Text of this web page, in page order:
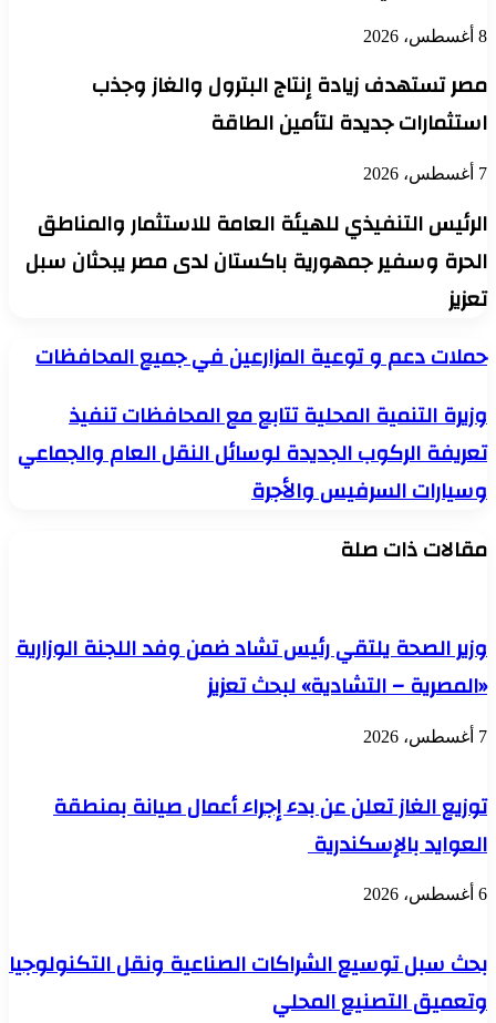
8 أغسطس، 2026
مصر تستهدف زيادة إنتاج البترول والغاز وجذب
استثمارات جديدة لتأمين الطاقة
7 أغسطس، 2026
الرئيس التنفيذي للهيئة العامة للاستثمار والمناطق
الحرة وسفير جمهورية باكستان لدى مصر يبحثان سبل
تعزيز
حملات
دعم
توعية
المزارعين
في
المحافظات
حملات دعم و توعية المزارعين في جميع المحافظات
وزيرة
التنمية
المحلية
تتابع
مع
تعريفة
النقل
العام
والجماعي
وسيارات
السرفيس
والأجرة
وزيرة التنمية المحلية تتابع مع المحافظات تنفيذ
تعريفة الركوب الجديدة لوسائل النقل العام والجماعي
وسيارات السرفيس والأجرة
مقالات ذات صلة
وزير الصحة يلتقي رئيس تشاد ضمن وفد اللجنة الوزارية
«المصرية – التشادية» لبحث تعزيز
7 أغسطس، 2026
توزيع الغاز تعلن عن بدء إجراء أعمال صيانة بمنطقة
العوايد بالإسكندرية
6 أغسطس، 2026
بحث سبل توسيع الشراكات الصناعية ونقل التكنولوجيا
وتعميق التصنيع المحلي